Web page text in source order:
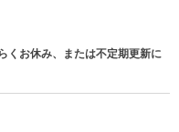
くお休み、または不定期更新に